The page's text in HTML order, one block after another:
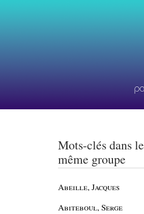
Mots-clés dans le
même groupe
Abeille, Jacques
Abiteboul, Serge